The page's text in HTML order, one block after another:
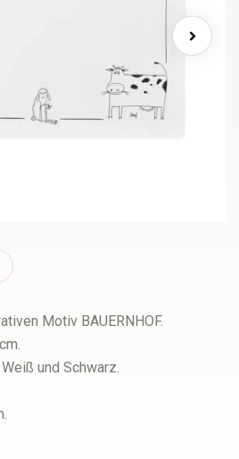
Motiv BAUERNHOF.
und Schwarz.